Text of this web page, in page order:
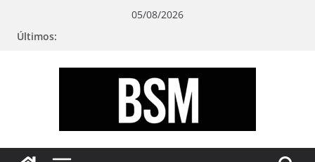
05/08/2026
Últimos:
sua
Mente